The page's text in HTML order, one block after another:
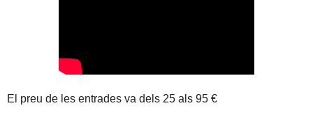
El preu de les entrades va dels 25 als 95 €